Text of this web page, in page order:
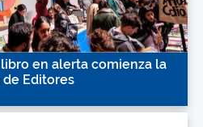
en alerta comienza la
de Editores